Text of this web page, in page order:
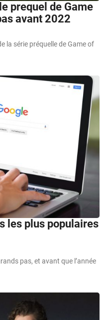
prequel de Game
avant 2022
la série préquelle de Game of
les plus populaires
pas, et avant que l’année